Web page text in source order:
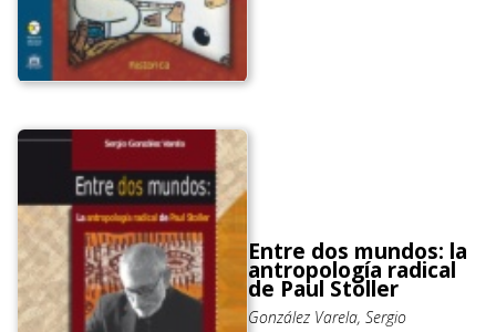
Entre dos mundos: la
antropología radical
de Paul Stoller
González Varela, Sergio